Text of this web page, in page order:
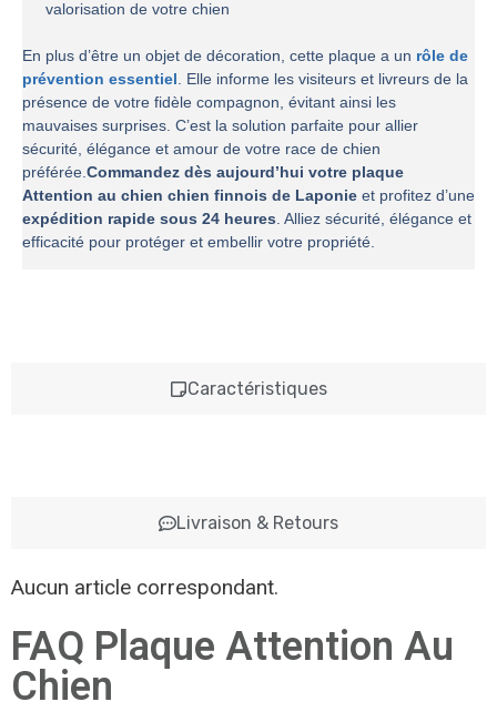
Caractéristiques
Livraison & Retours
valorisation de votre chien
En plus d’être un objet de décoration, cette plaque a un rôle de
prévention essentiel. Elle informe les visiteurs et livreurs de la
présence de votre fidèle compagnon, évitant ainsi les
mauvaises surprises. C’est la solution parfaite pour allier
sécurité, élégance et amour de votre race de chien
préférée.Commandez dès aujourd’hui votre plaque
Attention au chien chien finnois de Laponie et profitez d’une
expédition rapide sous 24 heures. Alliez sécurité, élégance et
efficacité pour protéger et embellir votre propriété.
Aucun article correspondant.
FAQ Plaque Attention Au
Chien